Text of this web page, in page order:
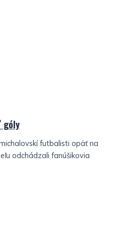
góly
futbalisti opäť na
odchádzali fanúšikovia